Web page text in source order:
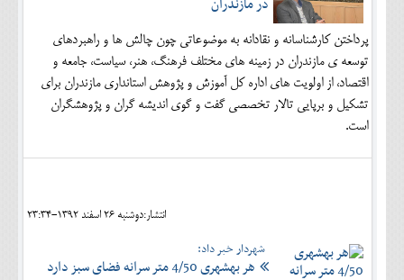
حقوقی
محیط زیست و گردشگری
فرهنگی و هنری
پرداختن كارشناسانه و نقادانه به موضوعاتي چون چالش ها و راهبردهاي
توسعه ي مازندران در زمينه هاي مختلف فرهنگ، هنر، سياست، جامعه و
اقتصاد، از اولويت هاي اداره كل آموزش و پژوهش استانداري مازندران براي
تشكيل و برپايي تالار تخصصي گفت و گوي انديشه گران و پژوهشگران
است.
انتشار:دوشنبه 26 اسفند 1392-23:34
شهردار خبر داد:
هر بهشهری 4/50 متر سرانه فضای سبز دارد